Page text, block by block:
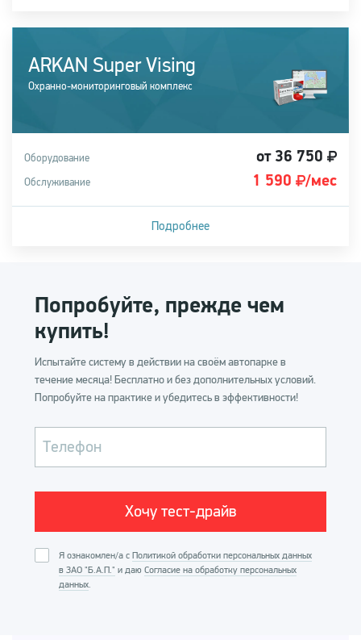
Купить систему
ARKAN Super Vising
Охранно-мониторинговый комплекс
Оборудование от 36 750
Обслуживание 1 590 /мес
Подробнее
Купить систему
Попробуйте, прежде чем
купить!
Испытайте систему в действии на своём автопарке в
течение месяца! Бесплатно и без дополнительных условий.
Попробуйте на практике и убедитесь в эффективности!
Телефон
Я ознакомлен/а с Политикой обработки персональных данных
в ЗАО "Б.А.П." и даю Согласие на обработку персональных
данных